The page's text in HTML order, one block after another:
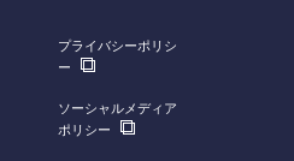
プライバシーポリシ
ー
ソーシャルメディア
ポリシー